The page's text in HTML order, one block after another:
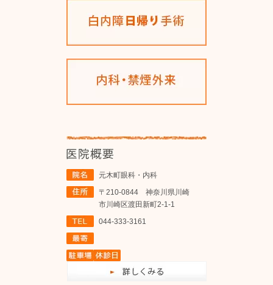
元木町眼科・内科
〒210-0844 神奈川県川崎
市川崎区渡田新町2-1-1
044-333-3161